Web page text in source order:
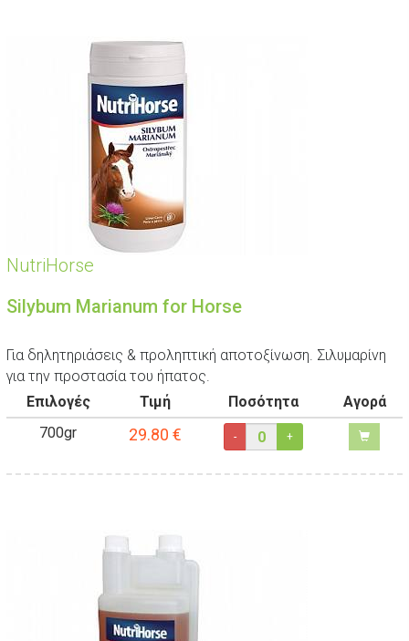
NutriHorse
Silybum Marianum for Horse
Για δηλητηριάσεις & προληπτική αποτοξίνωση. Σιλυμαρίνη
για την προστασία του ήπατος.
Επιλογές
Τιμή Ποσότητα
Αγορά
700gr
29.80 € - +